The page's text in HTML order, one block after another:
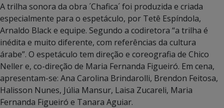
A trilha sonora da obra ´Chafica´ foi produzida e criada
especialmente para o espetáculo, por Tetê Espíndola,
Arnaldo Black e equipe. Segundo a codiretora “a trilha é
inédita e muito diferente, com referências da cultura
árabe”. O espetáculo tem direção e coreografia de Chico
Neller e, co-direção de Maria Fernanda Figueiró. Em cena,
apresentam-se: Ana Carolina Brindarolli, Brendon Feitosa,
Halisson Nunes, Júlia Mansur, Laisa Zucareli, Maria
Fernanda Figueiró e Tanara Aguiar.